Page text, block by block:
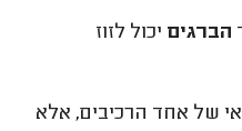
הברגים יכול לזוז
של אחד הרכיבים, אלא